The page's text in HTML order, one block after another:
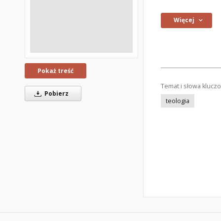
Pokaż treść
Pobierz
Więcej
Temat i słowa
teologia